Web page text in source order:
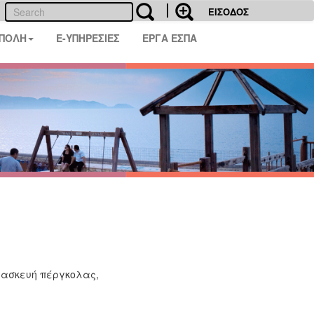
ΕΙΣΟΔΟΣ
E-ΥΠΗΡΕΣΙΕΣ ΕΡΓΑ ΕΣΠΑ
πέργκολας,